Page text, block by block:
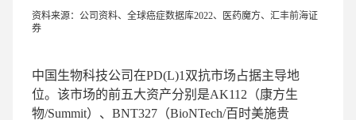
资料来源：公司资料、全球癌症数据库2022、医药魔方、汇丰前海证
券
中国生物科技公司在PD(L)1双抗市场占据主导地
位。该市场的前五大资产分别是AK112（康方生
物/Summit）、BNT327（BioNTech/百时美施贵